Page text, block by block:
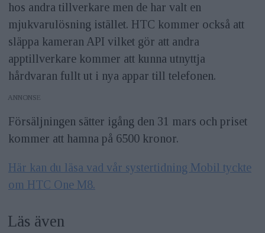
hos andra tillverkare men de har valt en
mjukvarulösning istället. HTC kommer också att
släppa kameran API vilket gör att andra
apptillverkare kommer att kunna utnyttja
hårdvaran fullt ut i nya appar till telefonen.
ANNONS
Försäljningen sätter igång den 31 mars och priset
kommer att hamna på 6500 kronor.
Här kan du läsa vad vår systertidning Mobil tyckte
om HTC One M8.
Läs även